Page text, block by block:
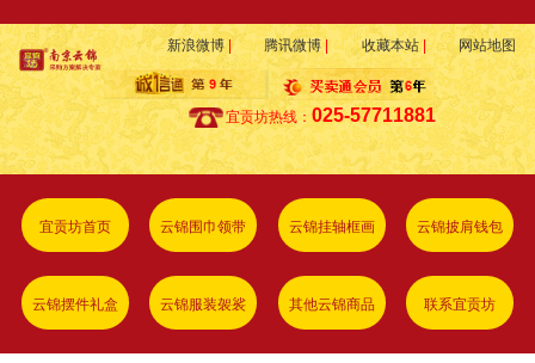
新浪微博| 腾讯微博| 收藏本站| 网站地图
宜贡坊热线：025-57711881
宜贡坊首页 云锦围巾领带 云锦挂轴框画 云锦披肩钱包
云锦摆件礼盒 云锦服装袈裟 其他云锦商品 联系宜贡坊